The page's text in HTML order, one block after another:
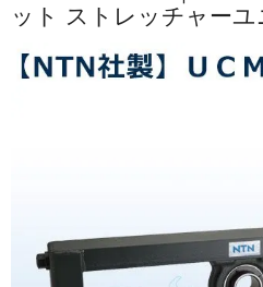
ット ストレッチャーユ